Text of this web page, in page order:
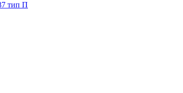
тип П